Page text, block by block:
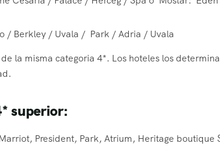
/ Berkley / Uvala / Park / Adria / Uvala
la misma categoria 4*. Los hoteles los
superior:
President, Park, Atrium, Heritage boutique